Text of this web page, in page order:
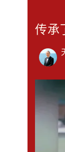
传承